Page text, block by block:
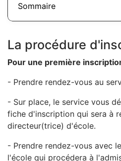
Sommaire
La procédure
Pour une première
- Prendre rendez-vous au
- Sur place, le service vous
fiche d'inscription qui sera à
directeur(trice) d'école.
- Prendre rendez-vous avec
l'école qui procédera à